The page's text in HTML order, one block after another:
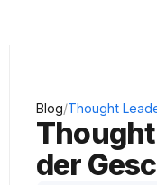
Blog/Thought
der